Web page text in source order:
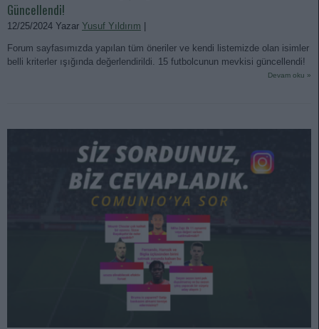
Güncellendi!
12/25/2024 Yazar Yusuf Yıldırım
Forum sayfasımızda yapılan tüm öneriler ve kendi listemizde olan isimler
belli kriterler ışığında değerlendirildi. 15 futbolcunun mevkisi güncellendi!
Devam oku »